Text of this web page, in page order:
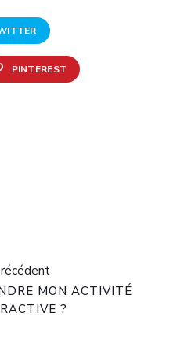
PINTEREST
MON ACTIVITÉ
?